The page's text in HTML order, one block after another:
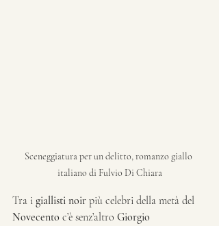
Sceneggiatura per un delitto, romanzo giallo
italiano di Fulvio Di Chiara
Tra i giallisti noir più celebri della metà del
Novecento c’è senz’altro Giorgio